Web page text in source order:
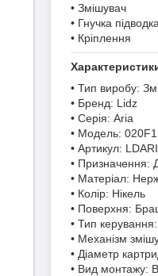
• Змішувач
• Гнучка підводка
• Кріплення
• Тип виробу:
• Бренд: Lidz
• Серія: Aria
• Модель: 020F1
• Артикул:
• Призначення:
• Матеріал:
• Колір: Нікель
• Поверхня:
• Тип
• Механізм
• Діаметр
• Вид монтажу: